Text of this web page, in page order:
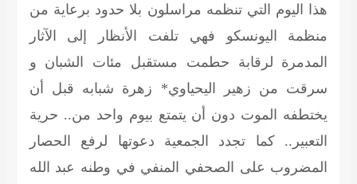
هذا اليوم التي تنظمه مراسلون بلا حدود برعاية من
منظمة اليونسكو فهي تلفت الأنظار إلى الآثار
المدمرة لرقابة حطمت مستقبل مئات الشبان و
سرقت من زهير اليحياوي* زهرة شبابه قبل أن
يختطفه الموت دون أن يتمتع بيوم واحد من.. حرية
التعبير.. كما تجدد الجمعية دعوتها لرفع الحصار
المضروب على الصحفي المنفي في وطنه عبد الله